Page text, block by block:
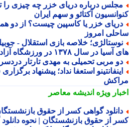
درباره دریای خزر چه چیزی را
آکتائو و سهم ایران
خزر یا کاسپین چیست؟ از دو
امروز
خلاصه بازی استقلال - جوبیلو
در سال ۱۳۷۸ در ورزشگاه آزادی
مربی تحمیلی به مهدی تارتار
ویژهاندیشه معاصر
گواهی کسر از حقوق بازنشستگان |
از حقوق بازنشستگان | نحوه دانلود